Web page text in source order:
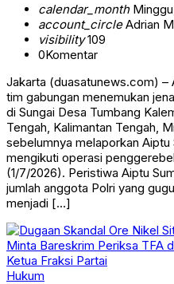
calendar_month
account_circleAdrian
visibility109
0Komentar
Jakarta (duasatunews.com) –
tim gabungan menemukan
di Sungai Desa Tumbang
Tengah, Kalimantan Tengah,
sebelumnya melaporkan Aiptu
mengikuti operasi
(1/7/2026). Peristiwa Aiptu
jumlah anggota Polri yang
menjadi […]
Hukum